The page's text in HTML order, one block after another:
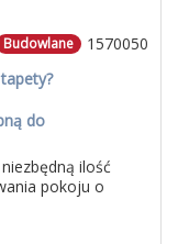
1570050
Budowlane
do
ilość
pokoju o